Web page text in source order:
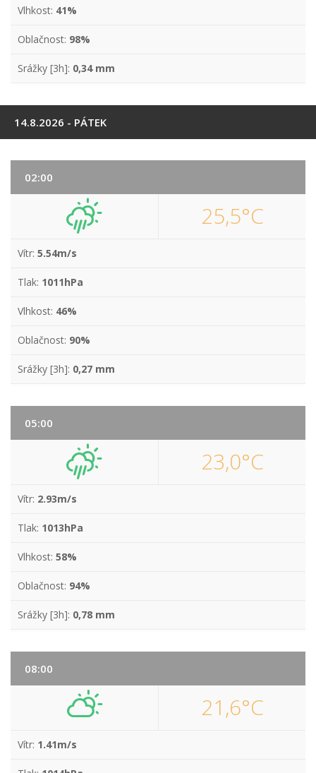
Vlhkost: 41%
Oblačnost: 98%
Srážky [3h]: 0,34 mm
14.8.2026 - PÁTEK
02:00
25,5°C
Vítr: 5.54m/s
Tlak: 1011hPa
Vlhkost: 46%
Oblačnost: 90%
Srážky [3h]: 0,27 mm
05:00
23,0°C
Vítr: 2.93m/s
Tlak: 1013hPa
Vlhkost: 58%
Oblačnost: 94%
Srážky [3h]: 0,78 mm
08:00
21,6°C
Vítr: 1.41m/s